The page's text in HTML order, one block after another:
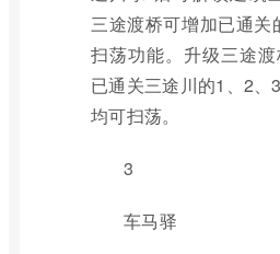
三途渡桥可增加已通关
扫荡功能。升级三途渡
已通关三途川的1、2、
均可扫荡。
3
车马驿